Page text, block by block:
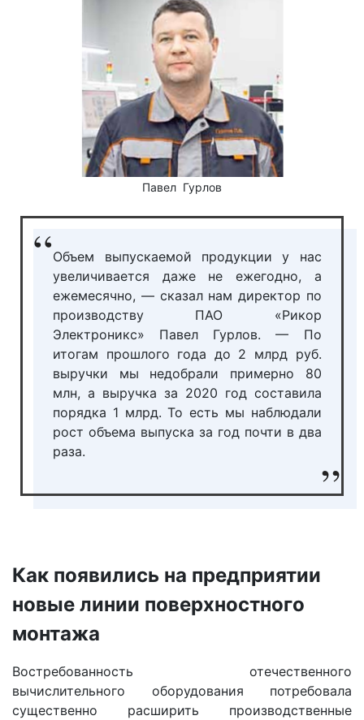
Павел Гурлов
Объем выпускаемой продукции у нас
увеличивается даже не ежегодно, а
ежемесячно, — сказал нам директор по
производству ПАО «Рикор
Электроникс» Павел Гурлов. — По
итогам прошлого года до 2 млрд руб.
выручки мы недобрали примерно 80
млн, а выручка за 2020 год составила
порядка 1 млрд. То есть мы наблюдали
рост объема выпуска за год почти в два
раза.
Как появились на предприятии
новые линии поверхностного
монтажа
Востребованность отечественного
вычислительного оборудования потребовала
существенно расширить производственные